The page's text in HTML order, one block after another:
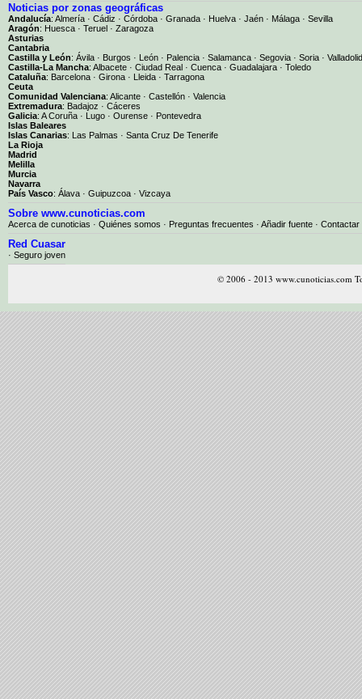
Noticias por zonas geográficas
Andalucía: Almería · Cádiz · Córdoba · Granada · Huelva · Jaén · Málaga · Sevilla
Aragón: Huesca · Teruel · Zaragoza
Asturias
Cantabria
Castilla y León: Ávila · Burgos · León · Palencia · Salamanca · Segovia · Soria · Valladolid
Castilla-La Mancha: Albacete · Ciudad Real · Cuenca · Guadalajara · Toledo
Cataluña: Barcelona · Girona · Lleida · Tarragona
Ceuta
Comunidad Valenciana: Alicante · Castellón · Valencia
Extremadura: Badajoz · Cáceres
Galicia: A Coruña · Lugo · Ourense · Pontevedra
Islas Baleares
Islas Canarias: Las Palmas · Santa Cruz De Tenerife
La Rioja
Madrid
Melilla
Murcia
Navarra
País Vasco: Álava · Guipuzcoa · Vizcaya
Sobre www.cunoticias.com
Acerca de cunoticias · Quiénes somos · Preguntas frecuentes · Añadir fuente · Contactar
Red Cuasar
· Seguro joven
© 2006 - 2013 www.cunoticias.com